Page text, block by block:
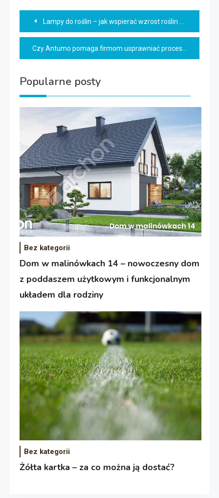
Nawigacja
wpisu
Lampy do roślin – jak wspierać wzrost roślin w domu?
Popularne posty
Bez kategorii
Dom w malinówkach 14 – nowoczesny dom
z poddaszem użytkowym i funkcjonalnym
układem dla rodziny
Bez kategorii
Żółta kartka – za co można ją dostać?